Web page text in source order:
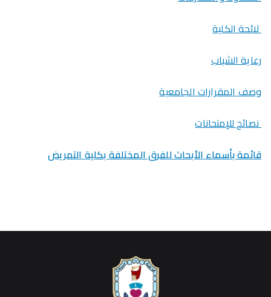
لائحة الكلية
رعاية الشباب
وصف المقرارات الجامعية
نصائح للإمتحانات
قائمة بأسماء الأبحاث للفرق المختلفة بكلية التمريض